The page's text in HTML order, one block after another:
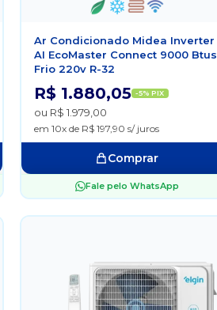
Ar Condicionado Midea Inverter
AI EcoMaster Connect 9000 Btus
Frio 220v R-32
R$ 1.880,05 -5% PIX
ou R$ 1.979,00
em 10x de R$ 197,90 s/ juros
Comprar
Fale pelo WhatsApp